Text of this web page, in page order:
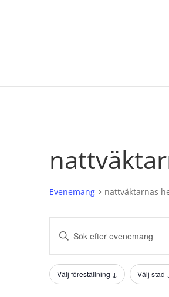
Evenemang nattväktarnas
Evenemang
Evenemang
Search
and
Views
Navigation
Ange
nyckelord.
Sök
efter
Evenemang
Filter
Ändring
Välj föreställning ↓ Välj stad ↓